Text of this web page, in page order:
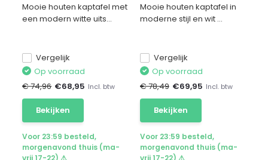
Mooie houten kaptafel met
een modern witte uits...
Vergelijk
Op voorraad
€ 74,96 €68,95 Incl. btw
Bekijken
Voor 23:59 besteld,
morgenavond thuis (ma-
vrij 17-22) ⚠
Mooie houten kaptafel in
moderne stijl en wit ...
Vergelijk
Op voorraad
€ 78,49 €69,95 Incl. btw
Bekijken
Voor 23:59 besteld,
morgenavond thuis (ma-
vrij 17-22) ⚠